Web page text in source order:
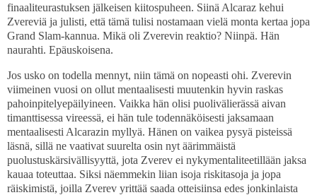
finaaliteurastuksen jälkeisen kiitospuheen. Siinä Alcaraz kehui
Zvereviä ja julisti, että tämä tulisi nostamaan vielä monta kertaa jopa
Grand Slam-kannua. Mikä oli Zverevin reaktio? Niinpä. Hän
naurahti. Epäuskoisena.
Jos usko on todella mennyt, niin tämä on nopeasti ohi. Zverevin
viimeinen vuosi on ollut mentaalisesti muutenkin hyvin raskas
pahoinpitelyepäilyineen. Vaikka hän olisi puolivälierässä aivan
timanttisessa vireessä, ei hän tule todennäköisesti jaksamaan
mentaalisesti Alcarazin myllyä. Hänen on vaikea pysyä pisteissä
läsnä, sillä ne vaativat suurelta osin nyt äärimmäistä
puolustuskärsivällisyyttä, jota Zverev ei nykymentaliteetillään jaksa
kauaa toteuttaa. Siksi näemmekin liian isoja riskitasoja ja jopa
räiskimistä, joilla Zverev yrittää saada otteisiinsa edes jonkinlaista